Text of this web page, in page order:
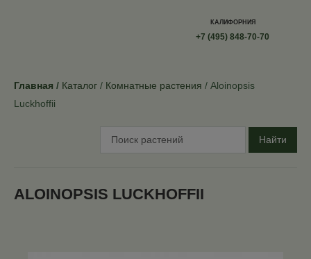
КАЛИФОРНИЯ
+7 (495) 848-70-70
Главная Каталог Комнатные растения
Aloinopsis
Luckhoffii
Найти
ALOINOPSIS LUCKHOFFII